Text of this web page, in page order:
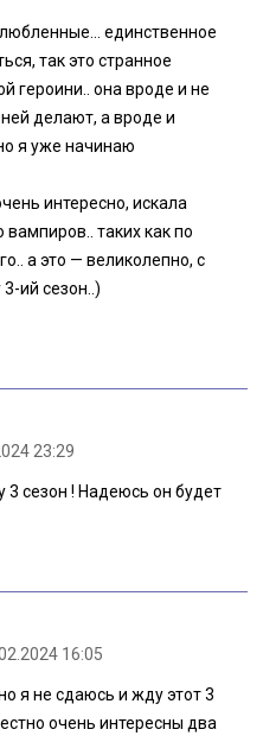
единственное
так это странное
героини.. она вроде и не
ней делают, а вроде и
я уже начинаю
интересно, искала
таких как по
а это — великолепно, с
ий сезон..)
23:29
3 сезон ! Надеюсь он будет
16:05
я не сдаюсь и жду этот 3
очень интересны два